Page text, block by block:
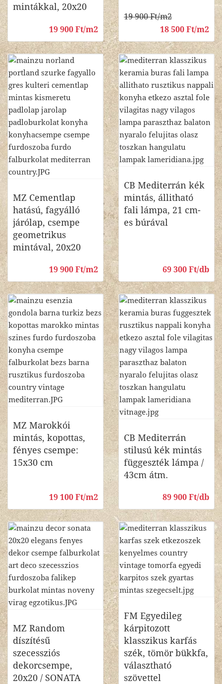
mintákkal, 20x20
19 900 Ft/m2
19 900 Ft/m2
18 500 Ft/m2
MZ Cementlap
hatású, fagyálló
járólap, csempe
geometrikus
mintával, 20x20
19 900 Ft/m2
CB Mediterrán kék
mintás, állitható
fali lámpa, 21 cm-
es búrával
69 300 Ft/db
MZ Marokkói
mintás, kopottas,
fényes csempe:
15x30 cm
19 100 Ft/m2
CB Mediterrán
stilusú kék mintás
függeszték lámpa /
43cm átm.
89 900 Ft/db
MZ Random
díszítésű
szecessziós
dekorcsempe,
20x20 / SONATA
FM Egyedileg
kárpitozott
klasszikus karfás
szék, tömör bükkfa,
választható
szövettel